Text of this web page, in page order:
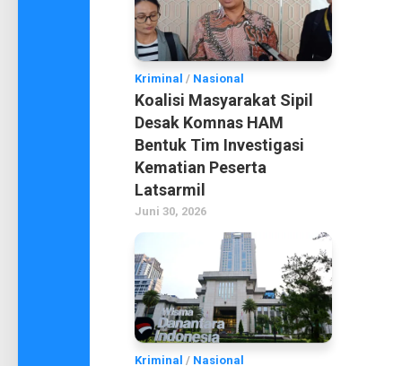
Kriminal / Nasional
Koalisi Masyarakat Sipil
Desak Komnas HAM
Bentuk Tim Investigasi
Kematian Peserta
Latsarmil
Juni 30, 2026
Kriminal / Nasional